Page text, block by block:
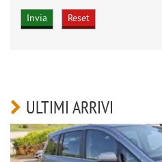
ULTIMI ARRIVI